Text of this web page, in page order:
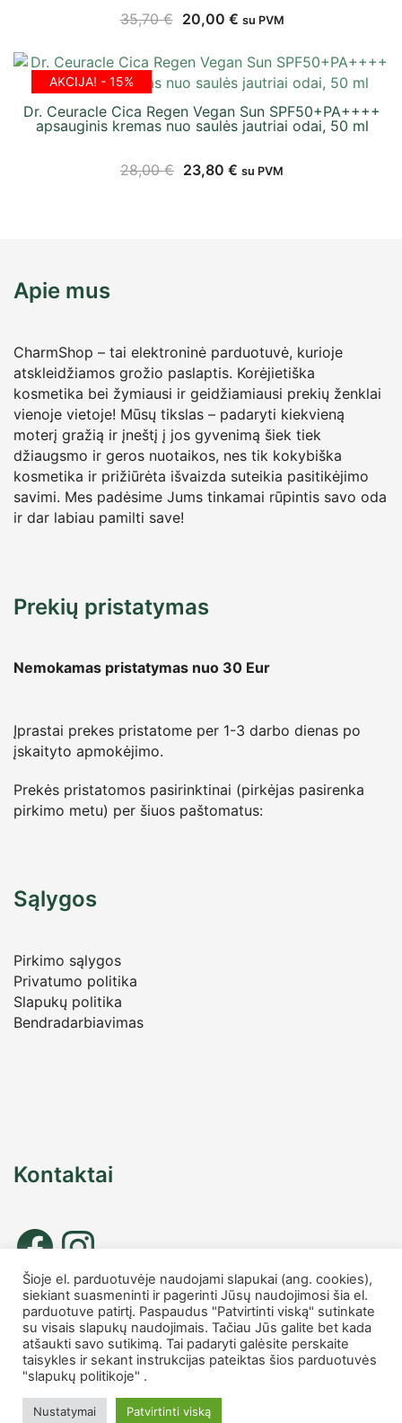
35,70€ 20,00 € su PVM
AKCIJA! - 15%
Dr. Ceuracle Cica Regen Vegan Sun SPF50+PA++++
apsauginis kremas nuo saulės jautriai odai, 50 ml
28,00€ 23,80 € su PVM
Apie mus
CharmShop – tai elektroninė parduotuvė, kurioje
atskleidžiamos grožio paslaptis. Korėjietiška
kosmetika bei žymiausi ir geidžiamiausi prekių ženklai
vienoje vietoje! Mūsų tikslas – padaryti kiekvieną
moterį gražią ir įneštį į jos gyvenimą šiek tiek
džiaugsmo ir geros nuotaikos, nes tik kokybiška
kosmetika ir prižiūrėta išvaizda suteikia pasitikėjimo
savimi. Mes padėsime Jums tinkamai rūpintis savo oda
ir dar labiau pamilti save!
Prekių pristatymas
Nemokamas pristatymas nuo 30 Eur
Įprastai prekes pristatome per 1-3 darbo dienas po
įskaityto apmokėjimo.
Prekės pristatomos pasirinktinai (pirkėjas pasirenka
pirkimo metu) per šiuos paštomatus:
Sąlygos
Pirkimo sąlygos
Privatumo politika
Slapukų politika
Bendradarbiavimas
Kontaktai
Tel. nr.: +37067677885
info@charmshop.lt
MB Charmshop
Įmonės kodas 306007816
PVM kodas LT100014759418
Šioje el. parduotuvėje naudojami slapukai (ang. cookies),
siekiant suasmeninti ir pagerinti Jūsų naudojimosi šia el.
parduotuve patirtį. Paspaudus "Patvirtinti viską" sutinkate
su visais slapukų naudojimais. Tačiau Jūs galite bet kada
atšaukti savo sutikimą. Tai padaryti galėsite perskaite
taisykles ir sekant instrukcijas pateiktas šios parduotuvės
"slapukų politikoje" .
Nustatymai Patvirtinti viską